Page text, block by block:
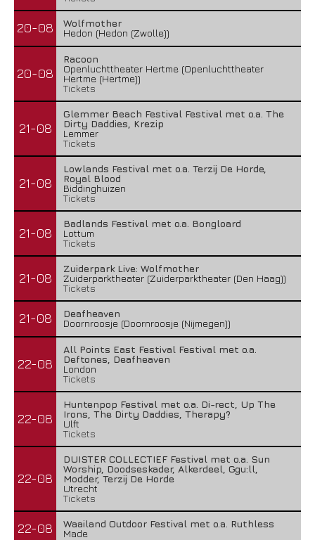
20-08
Wolfmother
Hedon (Hedon (Zwolle))
20-08
Racoon
Openluchttheater Hertme (Openluchttheater
Hertme (Hertme))
Tickets
21-08
Glemmer Beach Festival Festival met o.a. The
Dirty Daddies, Krezip
Lemmer
Tickets
21-08
Lowlands Festival met o.a. Terzij De Horde,
Royal Blood
Biddinghuizen
Tickets
21-08
Badlands Festival met o.a. Bongloard
Lottum
Tickets
21-08
Zuiderpark Live: Wolfmother
Zuiderparktheater (Zuiderparktheater (Den Haag))
Tickets
21-08
Deafheaven
Doornroosje (Doornroosje (Nijmegen))
22-08
All Points East Festival Festival met o.a.
Deftones, Deafheaven
London
Tickets
22-08
Huntenpop Festival met o.a. Di-rect, Up The
Irons, The Dirty Daddies, Therapy?
Ulft
Tickets
22-08
DUISTER COLLECTIEF Festival met o.a. Sun
Worship, Doodseskader, Alkerdeel, Ggu:ll,
Modder, Terzij De Horde
Utrecht
Tickets
22-08
Waailand Outdoor Festival met o.a. Ruthless
Made